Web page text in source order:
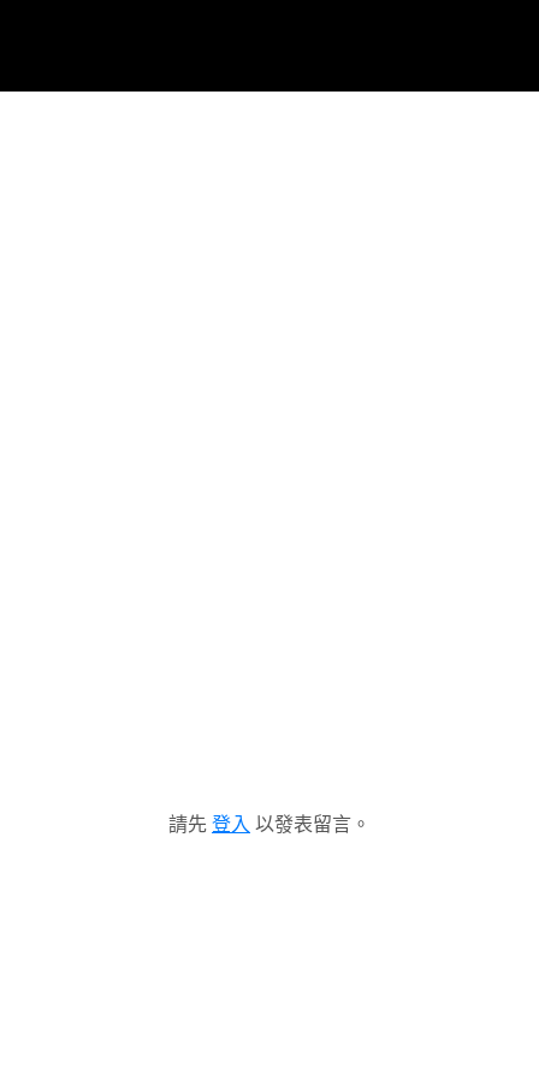
請先 登入 以發表留言。